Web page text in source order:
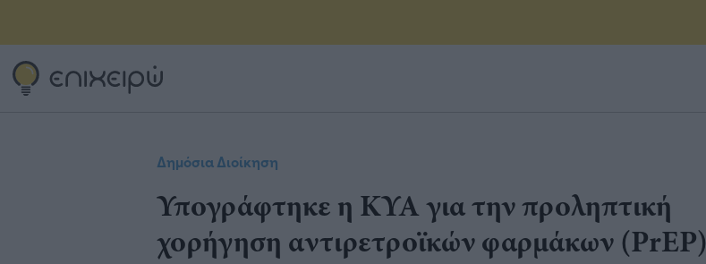
Δημόσια Διοίκηση
Υπογράφτηκε η ΚΥΑ για την προληπτική
χορήγηση αντιρετροϊκών φαρμάκων (PrEP)